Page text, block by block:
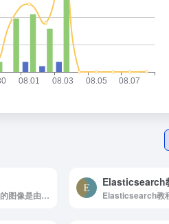
Nyx是本网站上的图像是由人工智能...
Elasticsearch